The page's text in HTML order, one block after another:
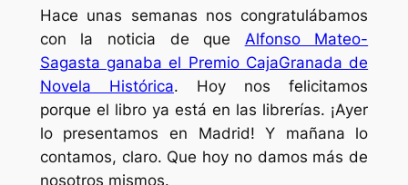
Hace unas semanas nos congratulábamos
con la noticia de que Alfonso Mateo-
Sagasta ganaba el Premio CajaGranada de
Novela Histórica. Hoy nos felicitamos
porque el libro ya está en las librerías. ¡Ayer
lo presentamos en Madrid! Y mañana lo
contamos, claro. Que hoy no damos más de
nosotros mismos.